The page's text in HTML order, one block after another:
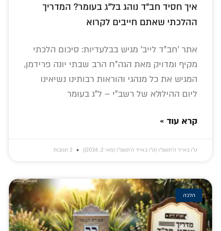
איך חסיד חב"ד נוהג בל"ג בעומר? המדריך
ההלכתי שאתם חייבים לקרוא
אתר 'חב"ד לייב' מגיש בבלעדיות: סיכום הלכתי
מקיף ומדויק מאת הגה"ח הרב שבתי יונה פרידמן,
המגיש את כל מנהגי והוראות רבותינו נשיאינו
ליום ההילולא של רשב"י – ל"ג בעומר
קרא עוד »
ט״ו באייר ה׳תשפ״ו (ט״ו באייר ה׳תשפ״ו (מאי 2, 2026))
הלכה